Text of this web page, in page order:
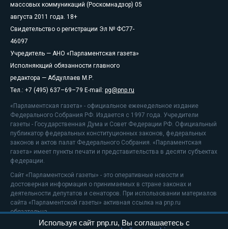
массовых коммуникаций (Роскомнадзор) 05
августа 2011 года. 18+
Свидетельство о регистрации Эл № ФС77-
46097
Учредитель — АНО «Парламентская газета»
Исполняющий обязанности главного
редактора — Абдуллаев М.Р.
Тел.: +7 (495) 637–69–79 E-mail: pg@pnp.ru
«Парламентская газета» - официальное еженедельное издание
Федерального Собрания РФ. Издается с 1997 года. Учредители
газеты - Государственная Дума и Совет Федерации РФ. Официальный
публикатор федеральных конституционных законов, федеральных
законов и актов палат Федерального Собрания. «Парламентская
газета» имеет пункты печати и представительства в десяти субъектах
федерации.
Сайт «Парламентской газеты» - это оперативные новости и
достоверная информация о принимаемых в стране законах и
деятельности депутатов и сенаторов. При использовании материалов
сайта «Парламентской газеты» активная ссылка на pnp.ru
обязательна.
На информационном ресурсе применяютсярекомендательные
Используя сайт pnp.ru, Вы соглашаетесь с